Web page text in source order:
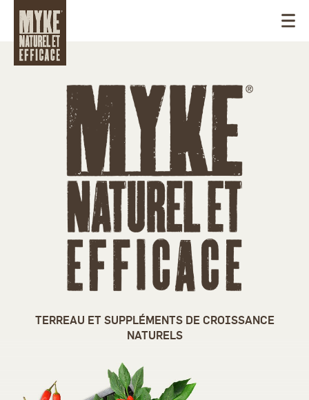
TERREAU ET SUPPLÉMENTS DE CROISSANCE
NATURELS